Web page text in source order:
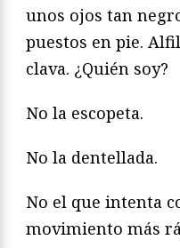
unos ojos tan
puestos en pie.
clava. ¿Quién soy?
No la escopeta.
No la dentellada.
No el que intenta
movimiento más